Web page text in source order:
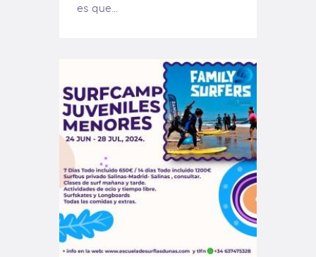
es que…